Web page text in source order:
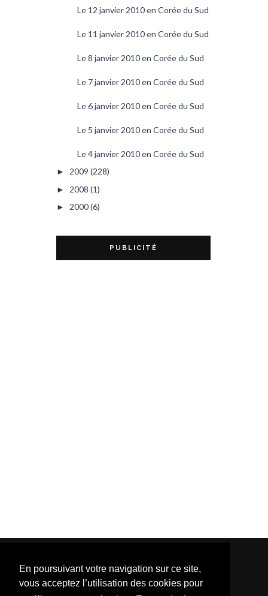
En poursuivant votre navigation sur ce site,
vous acceptez l’utilisation des cookies pour
Le 12 janvier 2010 en Corée du Sud
Le 11 janvier 2010 en Corée du Sud
Le 8 janvier 2010 en Corée du Sud
Le 7 janvier 2010 en Corée du Sud
Le 6 janvier 2010 en Corée du Sud
Le 5 janvier 2010 en Corée du Sud
Le 4 janvier 2010 en Corée du Sud
► 2009 (228)
► 2008 (1)
► 2000(6)
PUBLICITÉ